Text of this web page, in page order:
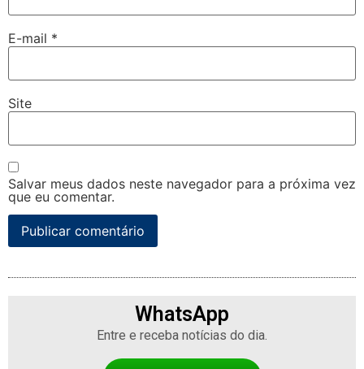
E-mail *
Site
Salvar meus dados neste navegador para a próxima vez
que eu comentar.
WhatsApp
Entre e receba notícias do dia.